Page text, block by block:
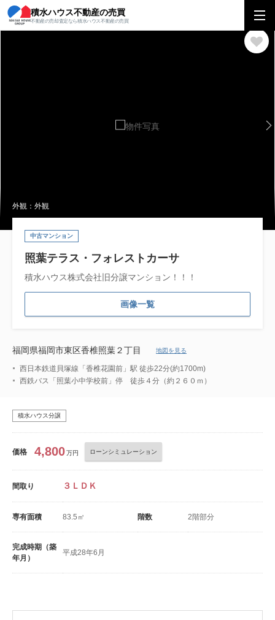
積水ハウス不動産の売買
不動産の売却査定なら積水ハウス不動産の売買
積水ハウス不動産の売買 九州エリア 福岡市東区
中古マンション
照葉テラス・フォレストカーサ
積水ハウス株式会社旧分譲マンション！！！
画像一覧
外観：外観
福岡県福岡市東区香椎照葉２丁目 地図を見る
西日本鉄道貝塚線「香椎花園前」駅 徒歩22分(約1700m)
西鉄バス「照葉小中学校前」停 徒歩４分（約２６０ｍ）
積水ハウス分譲
価格 4,800万円 ローンシミュレーション
間取り ３ＬＤＫ
専有面積 83.5㎡ 階数 2階部分
完成時期（築
年月）
平成28年6月